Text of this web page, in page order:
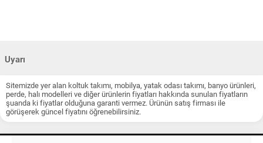
Uyarı
Sitemizde yer alan koltuk takımı, mobilya, yatak odası takımı, banyo ürünleri,
perde, halı modelleri ve diğer ürünlerin fiyatları hakkında sunulan fiyatların
şuanda ki fiyatlar olduğuna garanti vermez. Ürünün satış firması ile
görüşerek güncel fiyatını öğrenebilirsiniz.